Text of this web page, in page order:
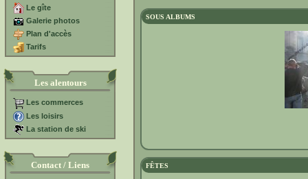
Le gîte
Galerie photos
Plan d'accès
Tarifs
Les alentours
Les commerces
Les loisirs
La station de ski
Contact / Liens
SOUS ALBUMS
FÊTES